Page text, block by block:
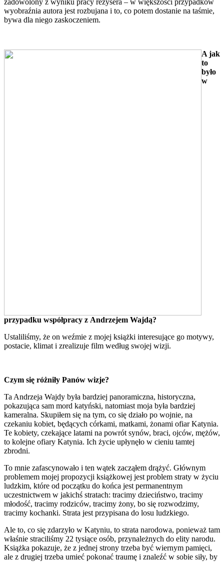
zadowolony z wyniku pracy reżysera – w większości przypadków
wyobraźnia autora jest rozbujana i to, co potem dostanie na taśmie,
bywa dla niego zaskoczeniem.
A jak
to
było
w
przypadku współpracy z Andrzejem Wajdą?
Ustaliliśmy, że on weźmie z mojej książki interesujące go motywy,
postacie, klimat i zrealizuje film według swojej wizji.
Czym się różniły Panów wizje?
Ta Andrzeja Wajdy była bardziej panoramiczna, historyczna,
pokazująca sam mord katyński, natomiast moja była bardziej
kameralna. Skupiłem się na tym, co się działo po wojnie, na
czekaniu kobiet, będących córkami, matkami, żonami ofiar Katynia.
Te kobiety, czekające latami na powrót synów, braci, ojców, mężów,
to kolejne ofiary Katynia. Ich życie upłynęło w cieniu tamtej
zbrodni.
To mnie zafascynowało i ten wątek zacząłem drążyć. Głównym
problemem mojej propozycji książkowej jest problem straty w życiu
ludzkim, które od początku do końca jest permanentnym
uczestnictwem w jakichś stratach: tracimy dzieciństwo, tracimy
młodość, tracimy rodziców, tracimy żony, bo się rozwodzimy,
tracimy kochanki. Strata jest przypisana do losu ludzkiego.
Ale to, co się zdarzyło w Katyniu, to strata narodowa, ponieważ tam
właśnie straciliśmy 22 tysiące osób, przynależnych do elity narodu.
Książka pokazuje, że z jednej strony trzeba być wiernym pamięci,
ale z drugiej trzeba umieć pokonać traumę i znaleźć w sobie siły, by